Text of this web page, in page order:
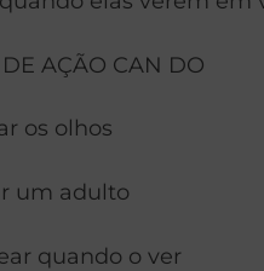
AÇÃO CAN DO
os olhos
um adulto
quando o ver